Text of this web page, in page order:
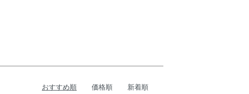
おすすめ順 価格順 新着順